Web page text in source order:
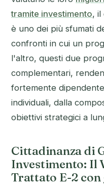
tramite investimento, il
è uno dei più sfumati
confronti in cui un
l'altro, questi due
complementari,
fortemente
individuali, dalla
obiettivi strategici a
Cittadinanza di
Investimento: Il
Trattato E-2 con